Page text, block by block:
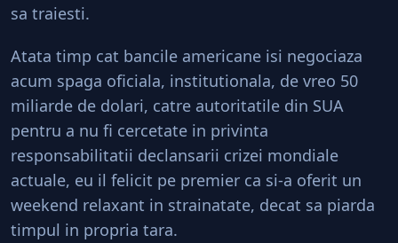
sa traiesti.
Atata timp cat bancile americane isi negociaza
acum spaga oficiala, institutionala, de vreo 50
miliarde de dolari, catre autoritatile din SUA
pentru a nu fi cercetate in privinta
responsabilitatii declansarii crizei mondiale
actuale, eu il felicit pe premier ca si-a oferit un
weekend relaxant in strainatate, decat sa piarda
timpul in propria tara.